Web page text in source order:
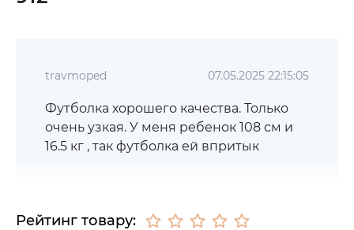
travmoped 07.05.2025 22:15:05
Футболка хорошего качества. Только
очень узкая. У меня ребенок 108 см и
16.5 кг , так футболка ей впритык
Рейтинг товару: